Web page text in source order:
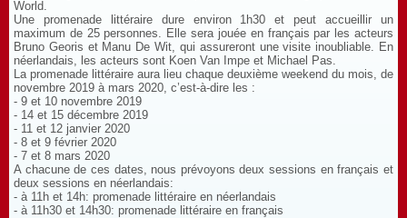
World.
Une promenade littéraire dure environ 1h30 et peut accueillir un
maximum de 25 personnes. Elle sera jouée en français par les acteurs
Bruno Georis et Manu De Wit, qui assureront une visite inoubliable. En
néerlandais, les acteurs sont Koen Van Impe et Michael Pas.
La promenade littéraire aura lieu chaque deuxième weekend du mois, de
novembre 2019 à mars 2020, c’est-à-dire les :
- 9 et 10 novembre 2019
- 14 et 15 décembre 2019
- 11 et 12 janvier 2020
- 8 et 9 février 2020
- 7 et 8 mars 2020
A chacune de ces dates, nous prévoyons deux sessions en français et
deux sessions en néerlandais:
- à 11h et 14h: promenade littéraire en néerlandais
- à 11h30 et 14h30: promenade littéraire en français